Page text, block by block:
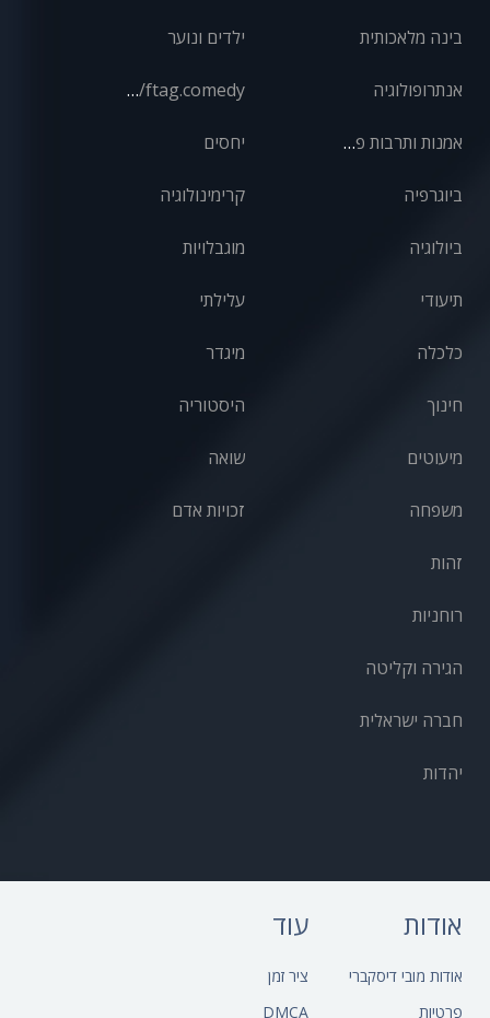
בינה מלאכותית
אנתרופולוגיה
אמנות ותרבות פופולרית
ביוגרפיה
ביולוגיה
ילדים ונוער
front/ftag.comedy
יחסים
קרימינולוגיה
מוגבלויות
תיעודי
כלכלה
חינוך
מיעוטים
משפחה
עלילתי
מיגדר
היסטוריה
שואה
זכויות אדם
זהות
רוחניות
הגירה וקליטה
חברה ישראלית
יהדות
אודות
אודות מובי דיסקברי
פרטיות
עוד
ציר זמן
DMCA